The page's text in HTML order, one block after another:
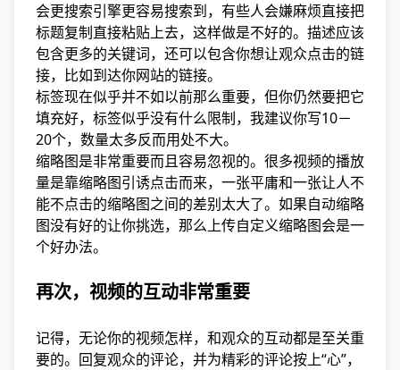
会更搜索引擎更容易搜索到，有些人会嫌麻烦直接把
标题复制直接粘贴上去，这样做是不好的。描述应该
包含更多的关键词，还可以包含你想让观众点击的链
接，比如到达你网站的链接。
标签现在似乎并不如以前那么重要，但你仍然要把它
填充好，标签似乎没有什么限制，我建议你写10－
20个，数量太多反而用处不大。
缩略图是非常重要而且容易忽视的。很多视频的播放
量是靠缩略图引诱点击而来，一张平庸和一张让人不
能不点击的缩略图之间的差别太大了。如果自动缩略
图没有好的让你挑选，那么上传自定义缩略图会是一
个好办法。
再次，视频的互动非常重要
记得，无论你的视频怎样，和观众的互动都是至关重
要的。回复观众的评论，并为精彩的评论按上“心”，